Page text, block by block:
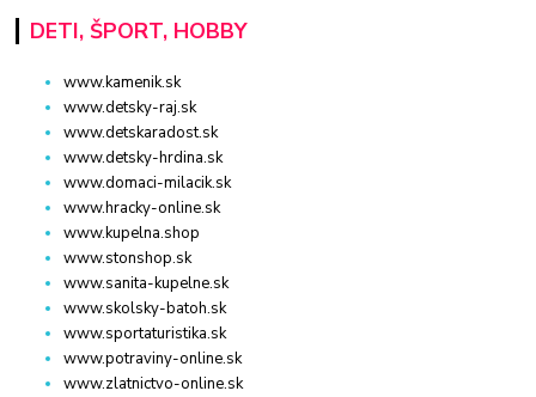
DETI, ŠPORT, HOBBY
www.kamenik.sk
www.detsky-raj.sk
www.detskaradost.sk
www.detsky-hrdina.sk
www.domaci-milacik.sk
www.hracky-online.sk
www.kupelna.shop
www.stonshop.sk
www.sanita-kupelne.sk
www.skolsky-batoh.sk
www.sportaturistika.sk
www.potraviny-online.sk
www.zlatnictvo-online.sk